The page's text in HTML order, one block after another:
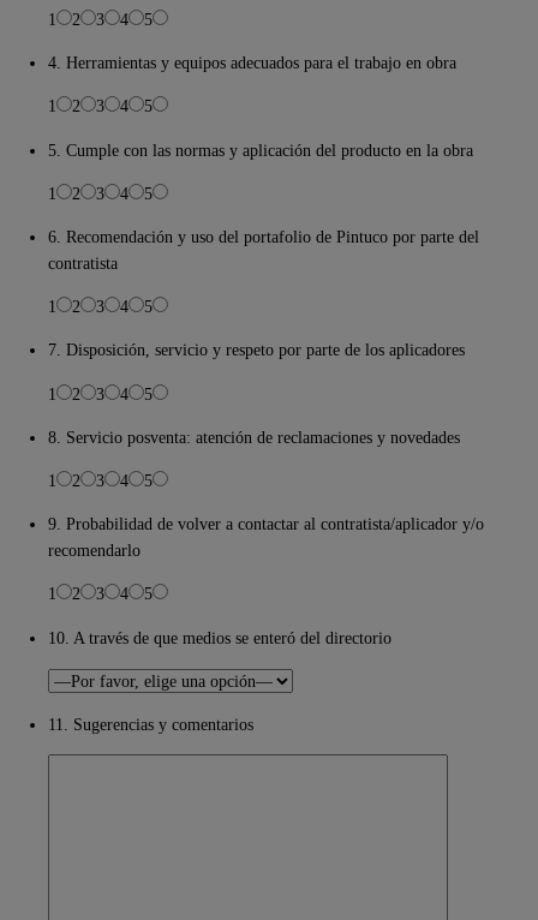
1 2 3 4 5
4. Herramientas y equipos adecuados para el trabajo en obra
1 2 3 4 5
5. Cumple con las normas y aplicación del producto en la obra
1 2 3 4 5
6. Recomendación y uso del portafolio de Pintuco por parte del
contratista
1 2 3 4 5
7. Disposición, servicio y respeto por parte de los aplicadores
1 2 3 4 5
8. Servicio posventa: atención de reclamaciones y novedades
1 2 3 4 5
9. Probabilidad de volver a contactar al contratista/aplicador y/o
recomendarlo
1 2 3 4 5
10. A través de que medios se enteró del directorio
11. Sugerencias y comentarios